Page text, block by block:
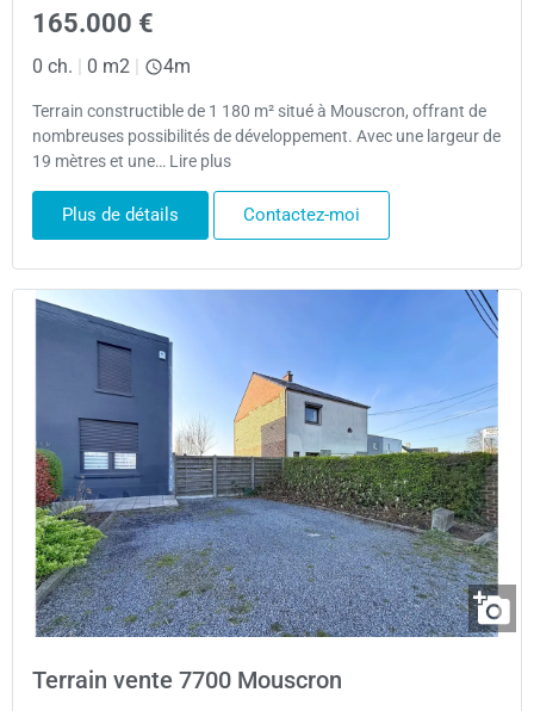
165.000 €
0 ch. | 0 m2 | 4m
Terrain constructible de 1 180 m² situé à Mouscron, offrant de
nombreuses possibilités de développement. Avec une largeur de
19 mètres et une… Lire plus
Plus de détails Contactez-moi
Terrain vente 7700 Mouscron